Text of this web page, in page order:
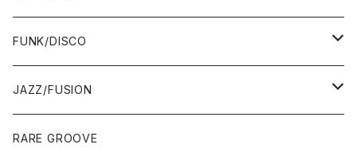
EARLY 90'S MIDDLE〜NEW SCHOOL
MID〜LATE 90'S
80'S OLD SCHOOL〜EARLY 90'S
MID〜LATE 90'S
CD/TAPE
CD-R/DEMO/SAMPLE
CD ALBUM
60'S/70'S
80'S
7"/12"
60'S/70'S
80'S
LP
60'S/70'S
80'S
12"/7"
60'S/70'S
FUNK/DISCO
LP
70'S
12"/7"
JAZZ/FUSION
JAZZ
RARE GROOVE